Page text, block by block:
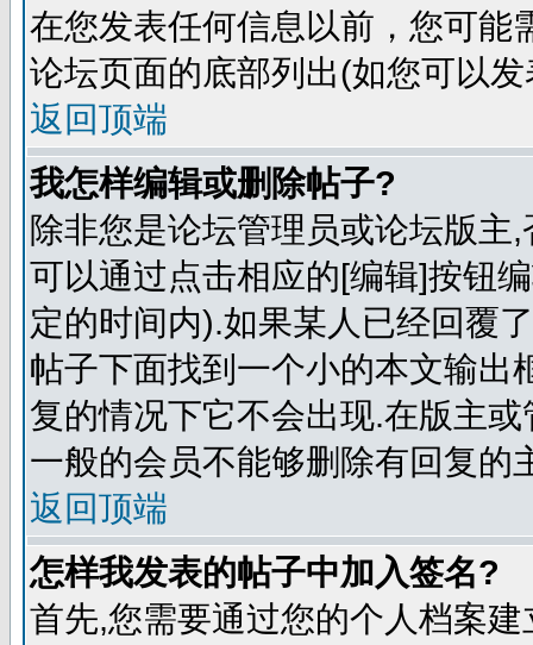
在您发表任何信息以前，您可能
论坛页面的底部列出(如您可以
返回顶端
我怎样编辑或删除帖子?
除非您是论坛管理员或论坛版
可以通过点击相应的[编辑]按钮
定的时间内).如果某人已经回覆
帖子下面找到一个小的本文输出
复的情况下它不会出现.在版主
一般的会员不能够删除有回复的
返回顶端
怎样我发表的帖子中加入签名?
首先,您需要通过您的个人档案